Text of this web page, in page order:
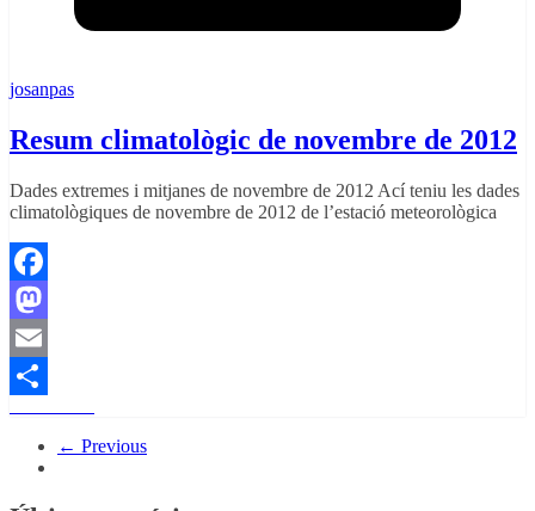
josanpas
Resum climatològic de novembre de 2012
Dades extremes i mitjanes de novembre de 2012 Ací teniu les dades
climatològiques de novembre de 2012 de l’estació meteorològica
Facebook
Mastodon
Email
Comparteix
← Previous